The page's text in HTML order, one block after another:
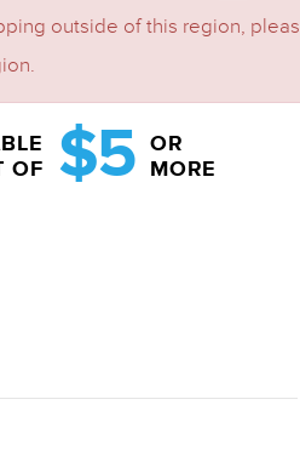
outside of this region,
OF
$5 OR
MORE